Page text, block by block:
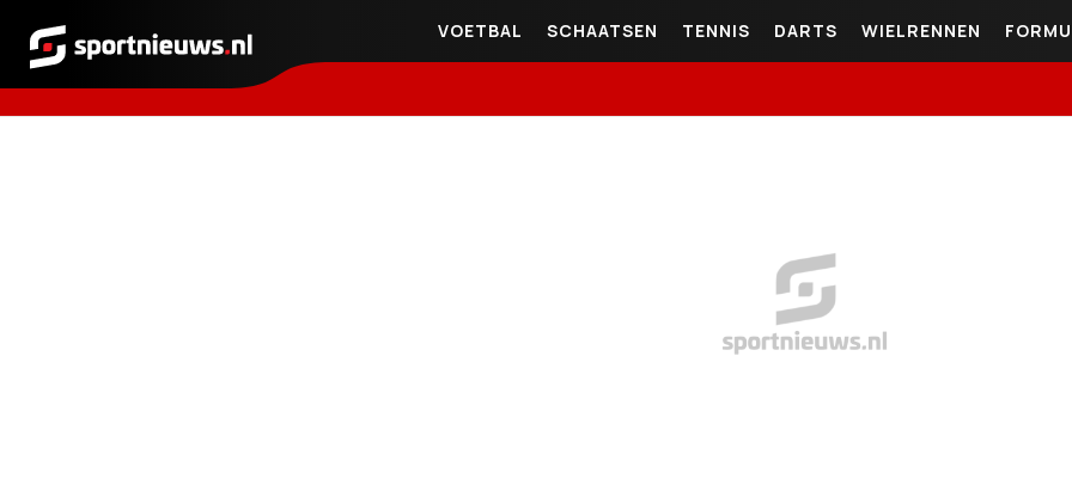
Sportnieuws.nl
VOETBAL SCHAATSEN TENNIS DARTS WIELRENNEN